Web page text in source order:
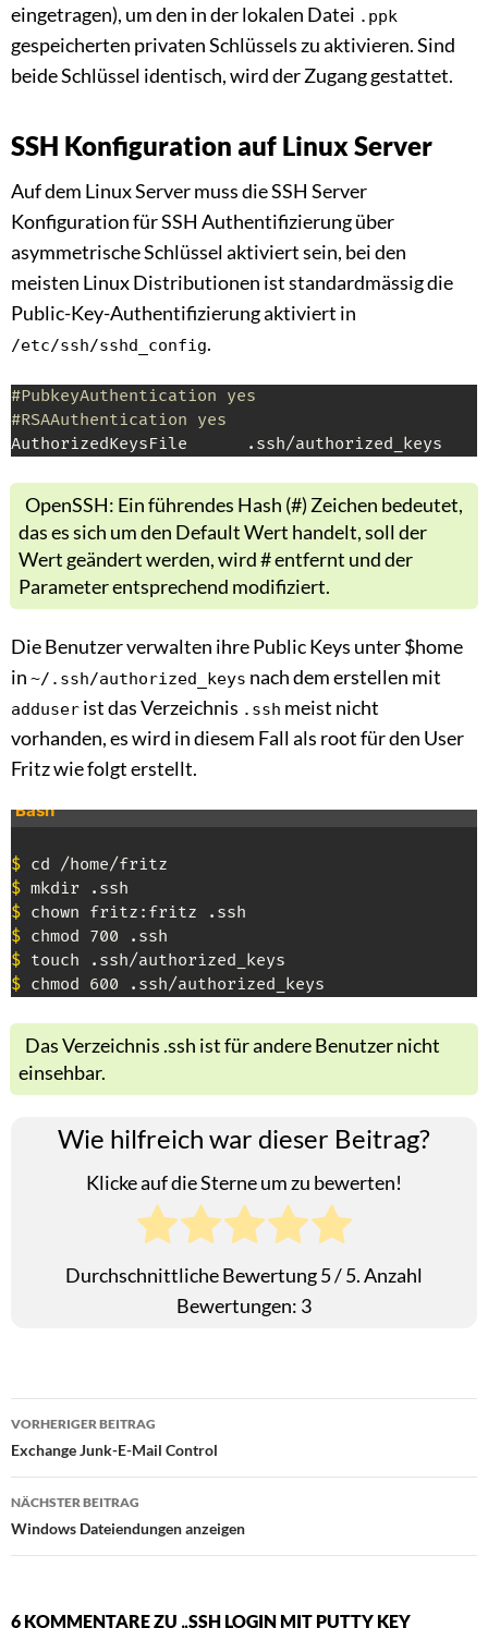
eingetragen), um den in der lokalen Datei .ppk
gespeicherten privaten Schlüssels zu aktivieren. Sind
beide Schlüssel identisch, wird der Zugang gestattet.
SSH Konfiguration auf Linux Server
Auf dem Linux Server muss die SSH Server
Konfiguration für SSH Authentifizierung über
asymmetrische Schlüssel aktiviert sein, bei den
meisten Linux Distributionen ist standardmässig die
Public-Key-Authentifizierung aktiviert in
/etc/ssh/sshd_config.
#PubkeyAuthentication yes
#RSAAuthentication yes
AuthorizedKeysFile      .ssh/authorized_keys
OpenSSH: Ein führendes Hash (#) Zeichen bedeutet,
das es sich um den Default Wert handelt, soll der
Wert geändert werden, wird # entfernt und der
Parameter entsprechend modifiziert.
Die Benutzer verwalten ihre Public Keys unter $home
in ~/.ssh/authorized_keys nach dem erstellen mit
adduser ist das Verzeichnis .ssh meist nicht
vorhanden, es wird in diesem Fall als root für den User
Fritz wie folgt erstellt.
Bash
$
$
$
$
$
$
Das Verzeichnis .ssh ist für andere Benutzer nicht
einsehbar.
Wie hilfreich war dieser Beitrag?
Klicke auf die Sterne um zu bewerten!
Durchschnittliche Bewertung5/ 5. Anzahl
Bewertungen: 3
Beitragsnavigation
VORHERIGER BEITRAG
Exchange Junk-E-Mail Control
NÄCHSTER BEITRAG
Windows Dateiendungen anzeigen
6 KOMMENTARE ZU „SSH LOGIN MIT PUTTY KEY